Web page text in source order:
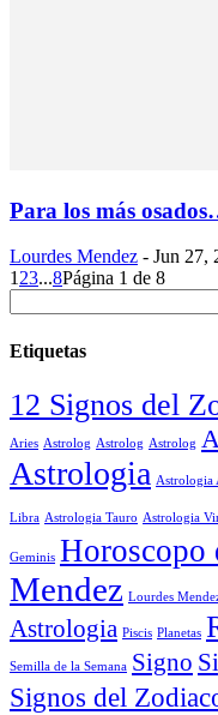
Para los más
Lourdes Mendez - Jun 27,
1 23...8Página 1 de 8
Etiquetas
12 Signos del
Aries Astrolog Astrolog Astrolog
Astrologia Astrologia
Libra Astrologia Tauro Astrologia
Geminis Horoscopo
Mendez Lourdes
Astrologia Piscis Planetas
Semilla de la Semana Signo
Signos del